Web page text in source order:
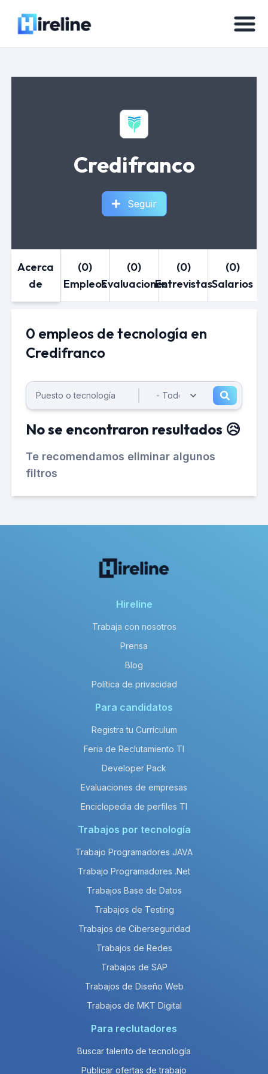
Credifranco
Seguir
Acerca
de
(0)
Empleos
(0)
Evaluaciones
(0)
Entrevistas
(0)
Salarios
0 empleos de tecnología en
Credifranco
No se encontraron resultados 😥
Te recomendamos eliminar algunos
filtros
Hireline
Trabaja con nosotros
Prensa
Blog
Política de privacidad
Para candidatos
Registra tu Currículum
Feria de Reclutamiento TI
Developer Pack
Evaluaciones de empresas
Enciclopedia de perfiles TI
Trabajos por tecnología
Trabajo Programadores JAVA
Trabajo Programadores .Net
Trabajos Base de Datos
Trabajos de Testing
Trabajos de Ciberseguridad
Trabajos de Redes
Trabajos de SAP
Trabajos de Diseño Web
Trabajos de MKT Digital
Para reclutadores
Buscar talento de tecnología
Publicar ofertas de trabajo